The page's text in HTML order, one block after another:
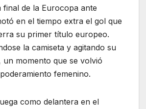
final de la Eurocopa ante
en el tiempo extra el gol que
su primer título europeo.
la camiseta y agitando su
momento que se volvió
femenino.
como delantera en el